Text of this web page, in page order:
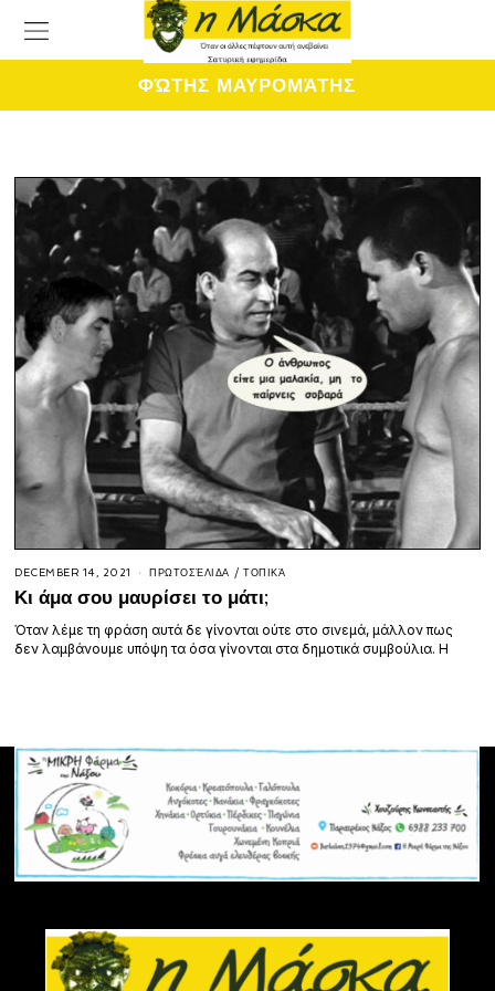
ΦΏΤΗΣ ΜΑΥΡΟΜΆΤΗΣ
DECEMBER 14, 2021 ΠΡΩΤΟΣΈΛΙΔΑ / ΤΟΠΙΚΆ
Κι άμα σου μαυρίσει το μάτι;
Όταν λέμε τη φράση αυτά δε γίνονται ούτε στο σινεμά, μάλλον πως
δεν λαμβάνουμε υπόψη τα όσα γίνονται στα δημοτικά συμβούλια. Η